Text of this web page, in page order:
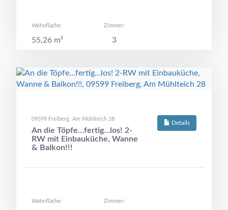
Wohnfläche:
55,26 m²
Zimmer:
3
Details
09599 Freiberg, Am Mühlteich 28
An die Töpfe…fertig…los! 2-
RW mit Einbauküche, Wanne
& Balkon!!!
Wohnfläche: Zimmer: